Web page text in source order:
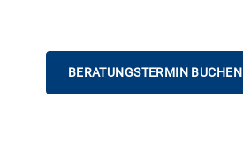
BERATUNGSTERMIN BUCHEN